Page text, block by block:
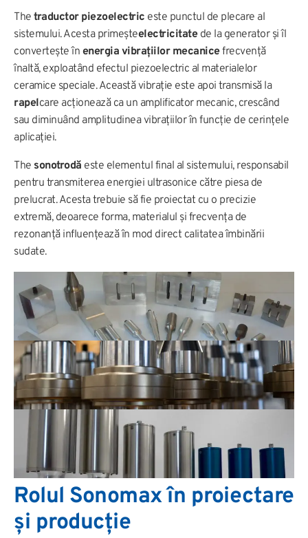
The traductor piezoelectric este punctul de plecare al
sistemului. Acesta primeșteelectricitatede la generator și îl
convertește în energia vibrațiilor mecanicefrecvență
înaltă, exploatând efectul piezoelectric al materialelor
ceramice speciale. Această vibrație este apoi transmisă la
rapelcare acționează ca un amplificator mecanic, crescând
sau diminuând amplitudinea vibrațiilor în funcție de cerințele
aplicației.
The sonotrodă este elementul final al sistemului, responsabil
pentru transmiterea energiei ultrasonice către piesa de
prelucrat. Acesta trebuie să fie proiectat cu o precizie
extremă, deoarece forma, materialul și frecvența de
rezonanță influențează în mod direct calitatea îmbinării
sudate.
Rolul Sonomax în proiectare
și producție